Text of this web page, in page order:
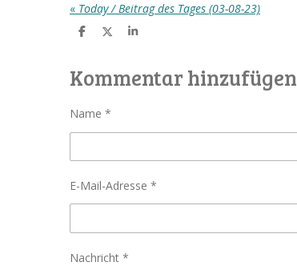
« Today / Beitrag des Tages (03-08-23)
T
l
e
T
e
T
e
Kommentar hinzufügen
Name *
E-Mail-Adresse *
Nachricht *